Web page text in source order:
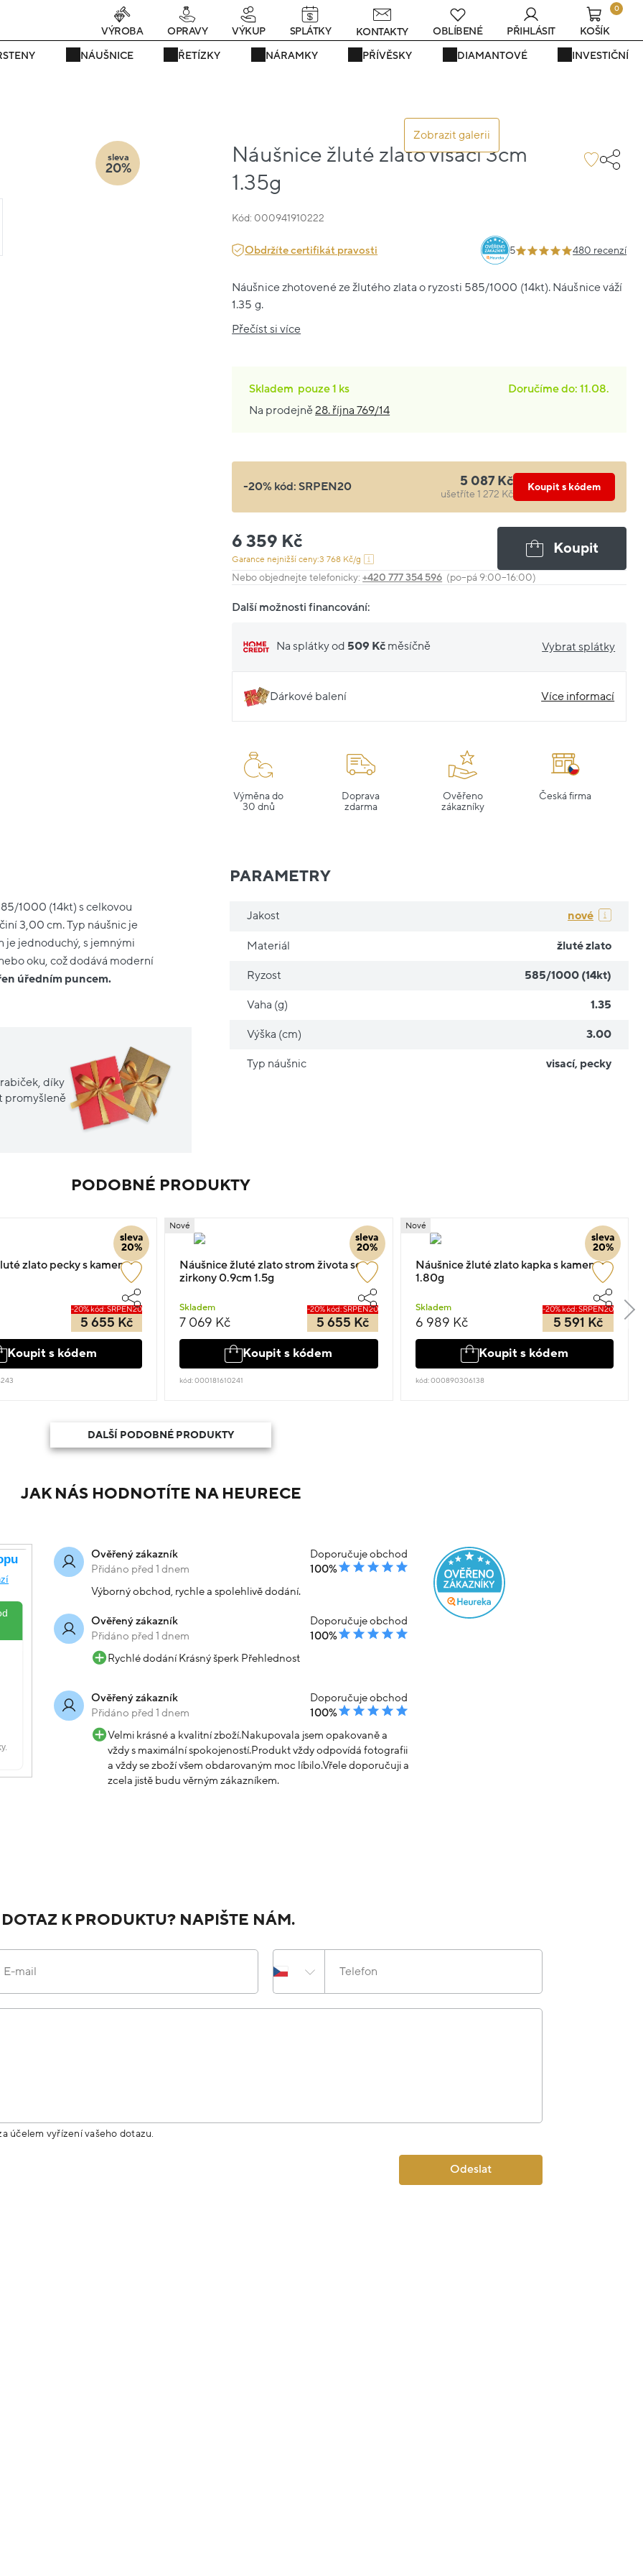
teď! - 20 % na vše! Kód: SRPEN20 25 dní : 5h : 00m : 37s
NÁUŠNICE ŘETÍZKY NÁRAMKY PŘÍVĚSKY DIAMANTOVÉ INVESTIČNÍ
VÝROBA OPRAVY VÝKUP SPLÁTKY KONTAKTY OBLÍBENÉ PŘIHLÁSIT
0
KOŠÍK
Zobrazit galerii
Náušnice žluté zlato visací 3cm
1.35g
Kód: 000941910222
sleva
20%
Obdržíte certifikát pravosti 5 480 recenzí
Náušnice zhotovené ze žlutého zlata o ryzosti 585/1000 (14kt). Náušnice váží
1.35 g.
Přečíst si více
Skladem pouze1 ks
Doručíme do: 11.08.
Na prodejně28. října 769/14
-20% kód:SRPEN20 5 087 Kč
ušetříte 1 272 Kč
Koupit s kódem
6 359 Kč
Garance nejnižší ceny:3 768 Kč/g
Koupit
Nebo objednejte telefonicky:+420 777 354 596 (po–pá 9:00–16:00)
Další možnosti financování:
Na splátky od 509 Kč měsíčně Vybrat splátky
Dárkové balení Více informací
Výměna do
30 dnů
Doprava
zdarma
Ověřeno
zákazníky
Česká firma
1000 (14kt) s celkovou
3,00 cm. Typ náušnic je
je jednoduchý, s jemnými
oku, což dodává moderní
úředním puncem.
díky
promyšleně
PARAMETRY
Jakost nové
Materiál žluté zlato
Ryzost 585/1000 (14kt)
Vaha (g) 1.35
Výška (cm) 3.00
Typ náušnic visací, pecky
PODOBNÉ PRODUKTY
sleva
20%
zlato pecky s kamenem
-20% kód: SRPEN20
5 655 Kč
Koupit s kódem
sleva
20%
Nové
Náušnice žluté zlato strom života se
zirkony 0.9cm 1.5g
Skladem
7 069 Kč
-20% kód: SRPEN20
5 655 Kč
Koupit s kódem
kód: 000181610241
sleva
20%
Nové
Náušnice žluté zlato kapka s kamenem
1.80g
Skladem
6 989 Kč
-20% kód: SRPEN20
5 591 Kč
Koupit s kódem
kód: 000890306138
DALŠÍ PODOBNÉ PRODUKTY
JAK NÁS HODNOTÍTE NA HEURECE
Ověřený zákazník
Přidáno před 1 dnem
Doporučuje obchod
100%
Výborný obchod, rychle a spolehlivě dodání.
Ověřený zákazník
Přidáno před 1 dnem
Doporučuje obchod
100%
Rychlé dodání Krásný šperk Přehlednost
Ověřený zákazník
Přidáno před 1 dnem
Doporučuje obchod
100%
Velmi krásné a kvalitní zboží.Nakupovala jsem opakovaně a
vždy s maximální spokojeností.Produkt vždy odpovídá fotografii
a vždy se zboží všem obdarovaným moc líbilo.Vřele doporučuji a
zcela jistě budu věrným zákazníkem.
K PRODUKTU? NAPIŠTE NÁM.
E-mail Telefon
účelem vyřízení vašeho dotazu.
Odeslat